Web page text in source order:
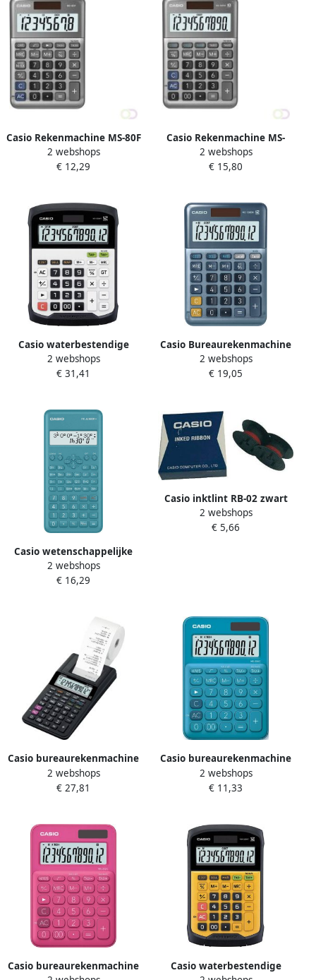
Casio Rekenmachine MS-80F
2 webshops
€ 12,29
Casio Rekenmachine MS-
100FM
2 webshops
€ 15,80
Casio waterbestendige
bureaurekenmachine WD-
320MT
2 webshops
€ 31,41
Casio Bureaurekenmachine
MS-120EM
2 webshops
€ 19,05
Casio wetenschappelijke
rekenmachine FX Junior
Plus
2 webshops
€ 16,29
Casio inktlint RB-02 zwart
rood
2 webshops
€ 5,66
Casio bureaurekenmachine
HR-8RCE
2 webshops
€ 27,81
Casio bureaurekenmachine
MS-20UC blauw
2 webshops
€ 11,33
Casio bureaurekenmachine
Casio waterbestendige